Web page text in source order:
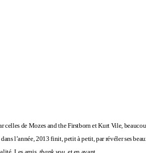
celles de Mozes and the Firstborn et Kurt Vile,
l’année, 2013 finit, petit à petit, par révéler ses